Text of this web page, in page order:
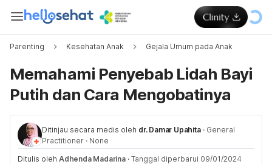
Parenting Kesehatan Anak Gejala Umum pada Anak
Memahami Penyebab Lidah Bayi
Putih dan Cara Mengobatinya
Ditinjau secara medis oleh dr. Damar Upahita · General
Practitioner · None
Ditulis oleh Adhenda Madarina · Tanggal diperbarui 09/01/2024